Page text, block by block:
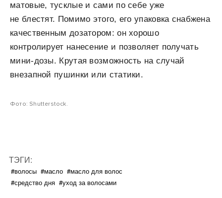
матовые, тусклые и сами по себе уже
не блестят. Помимо этого, его упаковка снабжена
качественным дозатором: он хорошо
контролирует нанесение и позволяет получать
мини-дозы. Крутая возможность на случай
внезапной пушинки или статики.
Фото: Shutterstock.
ТЭГИ:
#волосы #масло #масло для волос
#средство дня #уход за волосами